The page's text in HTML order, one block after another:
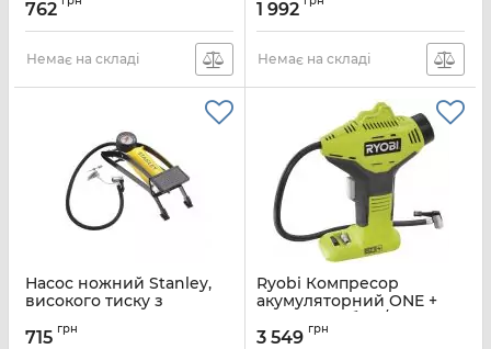
Артикул:
762
Немає на складі
Артикул:
1 992
Немає на складі
Насос ножний Stanley,
високого тиску з
Артикул:
715 грн
Ryobi Компресор
акумуляторний ONE +
R18PI-0, 10.3бар / 150PSI,
16л / хв, solo (без АКБ і
3 549 грн